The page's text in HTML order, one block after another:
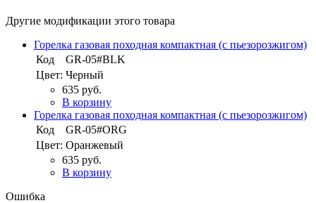
Другие модификации этого товара
Горелка газовая походная компактная (с пьезорозжигом)
Код
GR-05#BLK
Цвет: Черный
635 руб.
В корзину
Горелка газовая походная компактная (с пьезорозжигом)
Код
GR-05#ORG
Цвет: Оранжевый
635 руб.
В корзину
Ошибка